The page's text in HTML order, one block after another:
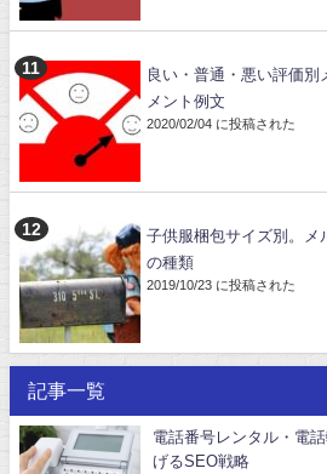
良い・普通・悪い評価別
メント例文
2020/02/04 に投稿された
子供服梱包サイズ別。メ
の種類
2019/10/23 に投稿された
記事一覧
電話番号レンタル・電
げるSEO戦略